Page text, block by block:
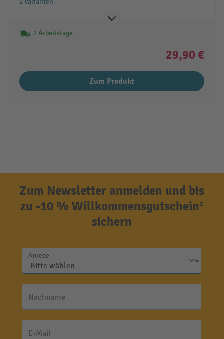
2 Varianten
2 Arbeitstage
29,90 €
Zum Produkt
Zum Newsletter anmelden und bis
zu -10 % Willkommensgutschein²
sichern
Anrede
Nachname
E-Mail